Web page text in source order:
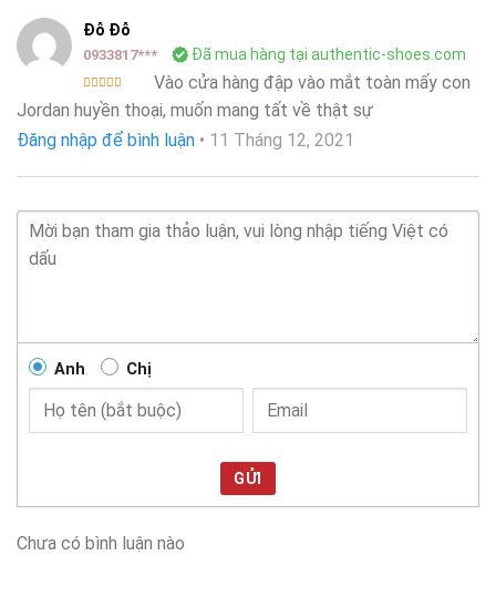
Đỗ Đỗ
0933817*** Đã mua hàng tại authentic-shoes.com
Được
xếp hạng
5 sao
Vào cửa hàng đập vào mắt toàn mấy con
Jordan huyền thoại, muốn mang tất về thật sự
Đăng nhập để bình luận • 11 Tháng 12, 2021
Anh Chị
GỬI
Chưa có bình luận nào